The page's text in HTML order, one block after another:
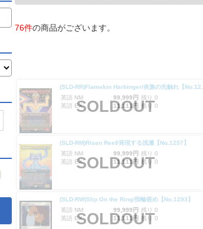
76件の商品がございます。
英語 NM
99,999円 残り 0
英語 EX
11,111円 残り 0
SOLDOUT
(SLD-RM)Risen Reef/発現する浅瀬【No.1257】
英語 NM
99,999円 残り 0
英語 EX
11,111円 残り 0
SOLDOUT
(SLD-RW)Slip On the Ring/指輪嵌め【No.1293】
英語 NM
99,999円 残り 0
英語 EX
11,111円 残り 0
SOLDOUT